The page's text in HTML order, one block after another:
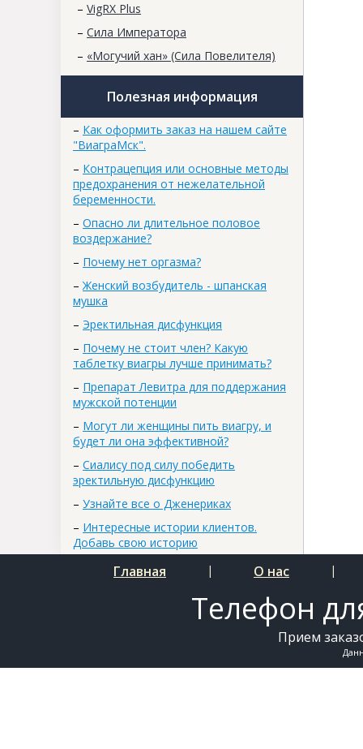
– VigRX Plus
– Сила Императора
– «Могучий хан» (Сила Повелителя)
Полезная информация
– Как оформить заказ на нашем сайте
"ВиаграМск".
– Контрацепция или основные методы
предохранения от нежелательной
беременности.
– Опасно ли длительное половое
воздержание?
– Почему нет оргазма?
–Женский возбудитель - шпанская
мушка
– Эректильная дисфункция
– Почему не стоит член? Какую
таблетку виагры лучше принимать?
– Препарат Левитра для поддержания
мужской потенции
– Могут ли женщины пить виагру, и
будет ли она эффективной?
– Сиалису под силу победить
эректильную дисфункцию
– Узнайте все о Дженериках
– Интересные истории клиентов.
Добавь свою историю
Главная | О нас |
Телефон
Прием